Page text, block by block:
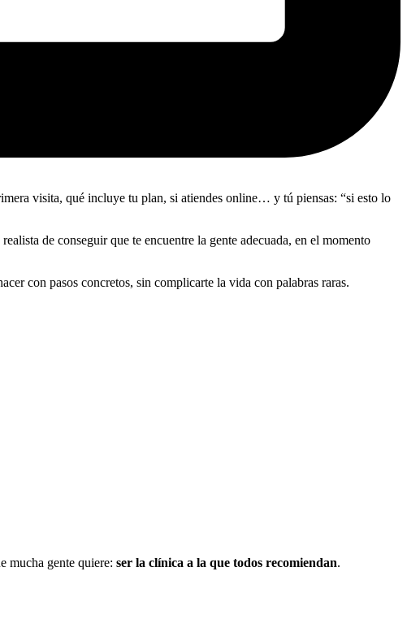
visita, qué incluye tu plan, si atiendes online… y tú piensas: “si esto lo
de conseguir que te encuentre la gente adecuada, en el momento
con pasos concretos, sin complicarte la vida con palabras raras.
mucha gente quiere: ser la clínica a la que todos recomiendan.